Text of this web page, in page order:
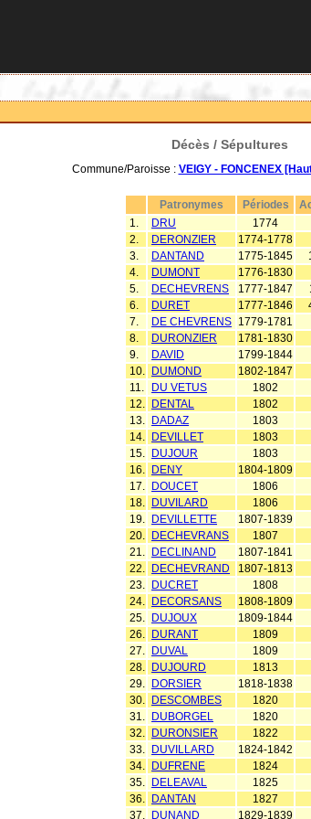
Décès / Sépultures
Commune/Paroisse : VEIGY - FONCENEX
Patronymes Périodes
1.
DRU 1774
2.
DERONZIER 1774-1778
3.
DANTAND 1775-1845
4.
DUMONT 1776-1830
5.
DECHEVRENS 1777-1847
6.
DURET 1777-1846
7.
DE CHEVRENS 1779-1781
8.
DURONZIER 1781-1830
9.
DAVID 1799-1844
10.
DUMOND 1802-1847
11.
DU VETUS 1802
12.
DENTAL 1802
13.
DADAZ 1803
14.
DEVILLET 1803
15.
DUJOUR 1803
16.
DENY 1804-1809
17.
DOUCET 1806
18.
DUVILARD 1806
19.
DEVILLETTE 1807-1839
20.
DECHEVRANS 1807
21.
DECLINAND 1807-1841
22.
DECHEVRAND 1807-1813
23.
DUCRET 1808
24.
DECORSANS 1808-1809
25.
DUJOUX 1809-1844
26.
DURANT 1809
27.
DUVAL 1809
28.
DUJOURD 1813
29.
DORSIER 1818-1838
30.
DESCOMBES 1820
31.
DUBORGEL 1820
32.
DURONSIER 1822
33.
DUVILLARD 1824-1842
34.
DUFRENE 1824
35.
DELEAVAL 1825
36.
DANTAN 1827
37.
DUNAND 1829-1839